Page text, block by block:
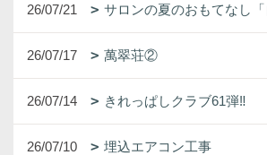
26/07/21 サロンの夏のおもてなし「
26/07/17 萬翠荘②
26/07/14 きれっぱしクラブ61弾‼
26/07/10 埋込エアコン工事